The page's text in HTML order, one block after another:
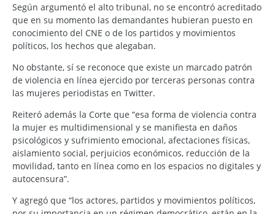
Según argumentó el alto tribunal, no se encontró acreditado
que en su momento las demandantes hubieran puesto en
conocimiento del CNE o de los partidos y movimientos
políticos, los hechos que alegaban.
No obstante, sí se reconoce que existe un marcado patrón
de violencia en línea ejercido por terceras personas contra
las mujeres periodistas en Twitter.
Reiteró además la Corte que “esa forma de violencia contra
la mujer es multidimensional y se manifiesta en daños
psicológicos y sufrimiento emocional, afectaciones físicas,
aislamiento social, perjuicios económicos, reducción de la
movilidad, tanto en línea como en los espacios no digitales y
autocensura”.
Y agregó que “los actores, partidos y movimientos políticos,